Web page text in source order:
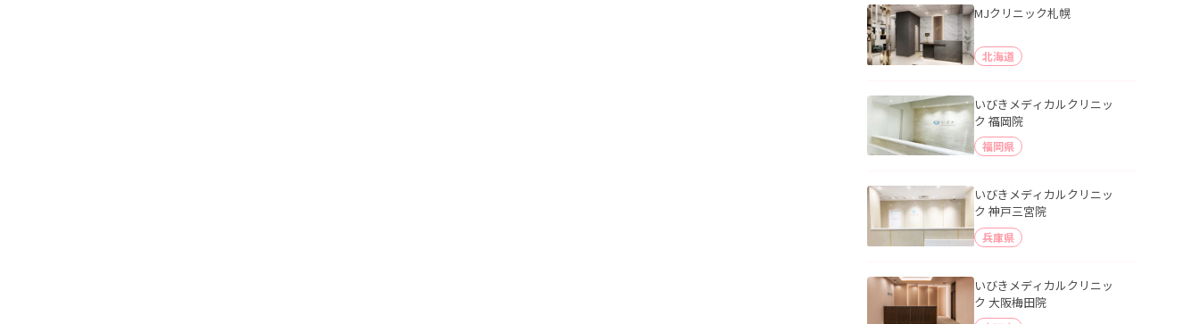
MJクリニック札幌
北海道
いびきメディカルクリニッ
ク 福岡院
福岡県
いびきメディカルクリニッ
ク 神戸三宮院
兵庫県
いびきメディカルクリニッ
ク 大阪梅田院